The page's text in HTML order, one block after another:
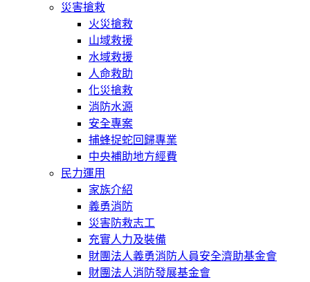
災害搶救
火災搶救
山域救援
水域救援
人命救助
化災搶救
消防水源
安全專案
捕蜂捉蛇回歸專業
中央補助地方經費
民力運用
家族介紹
義勇消防
災害防救志工
充實人力及裝備
財團法人義勇消防人員安全濟助基金會
財團法人消防發展基金會